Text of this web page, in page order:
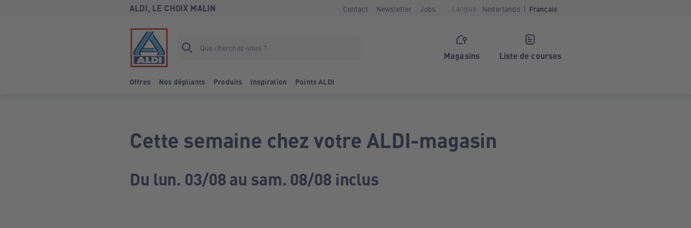
ALDI, LE CHOIX MALIN Contact Newsletter Jobs Langue: Nederlands Français
Magasins Liste de courses
Offres Nos dépliants Produits Inspiration Points ALDI
Cette semaine chez votre ALDI-magasin
Du lun. 03/08 au sam. 08/08 inclus